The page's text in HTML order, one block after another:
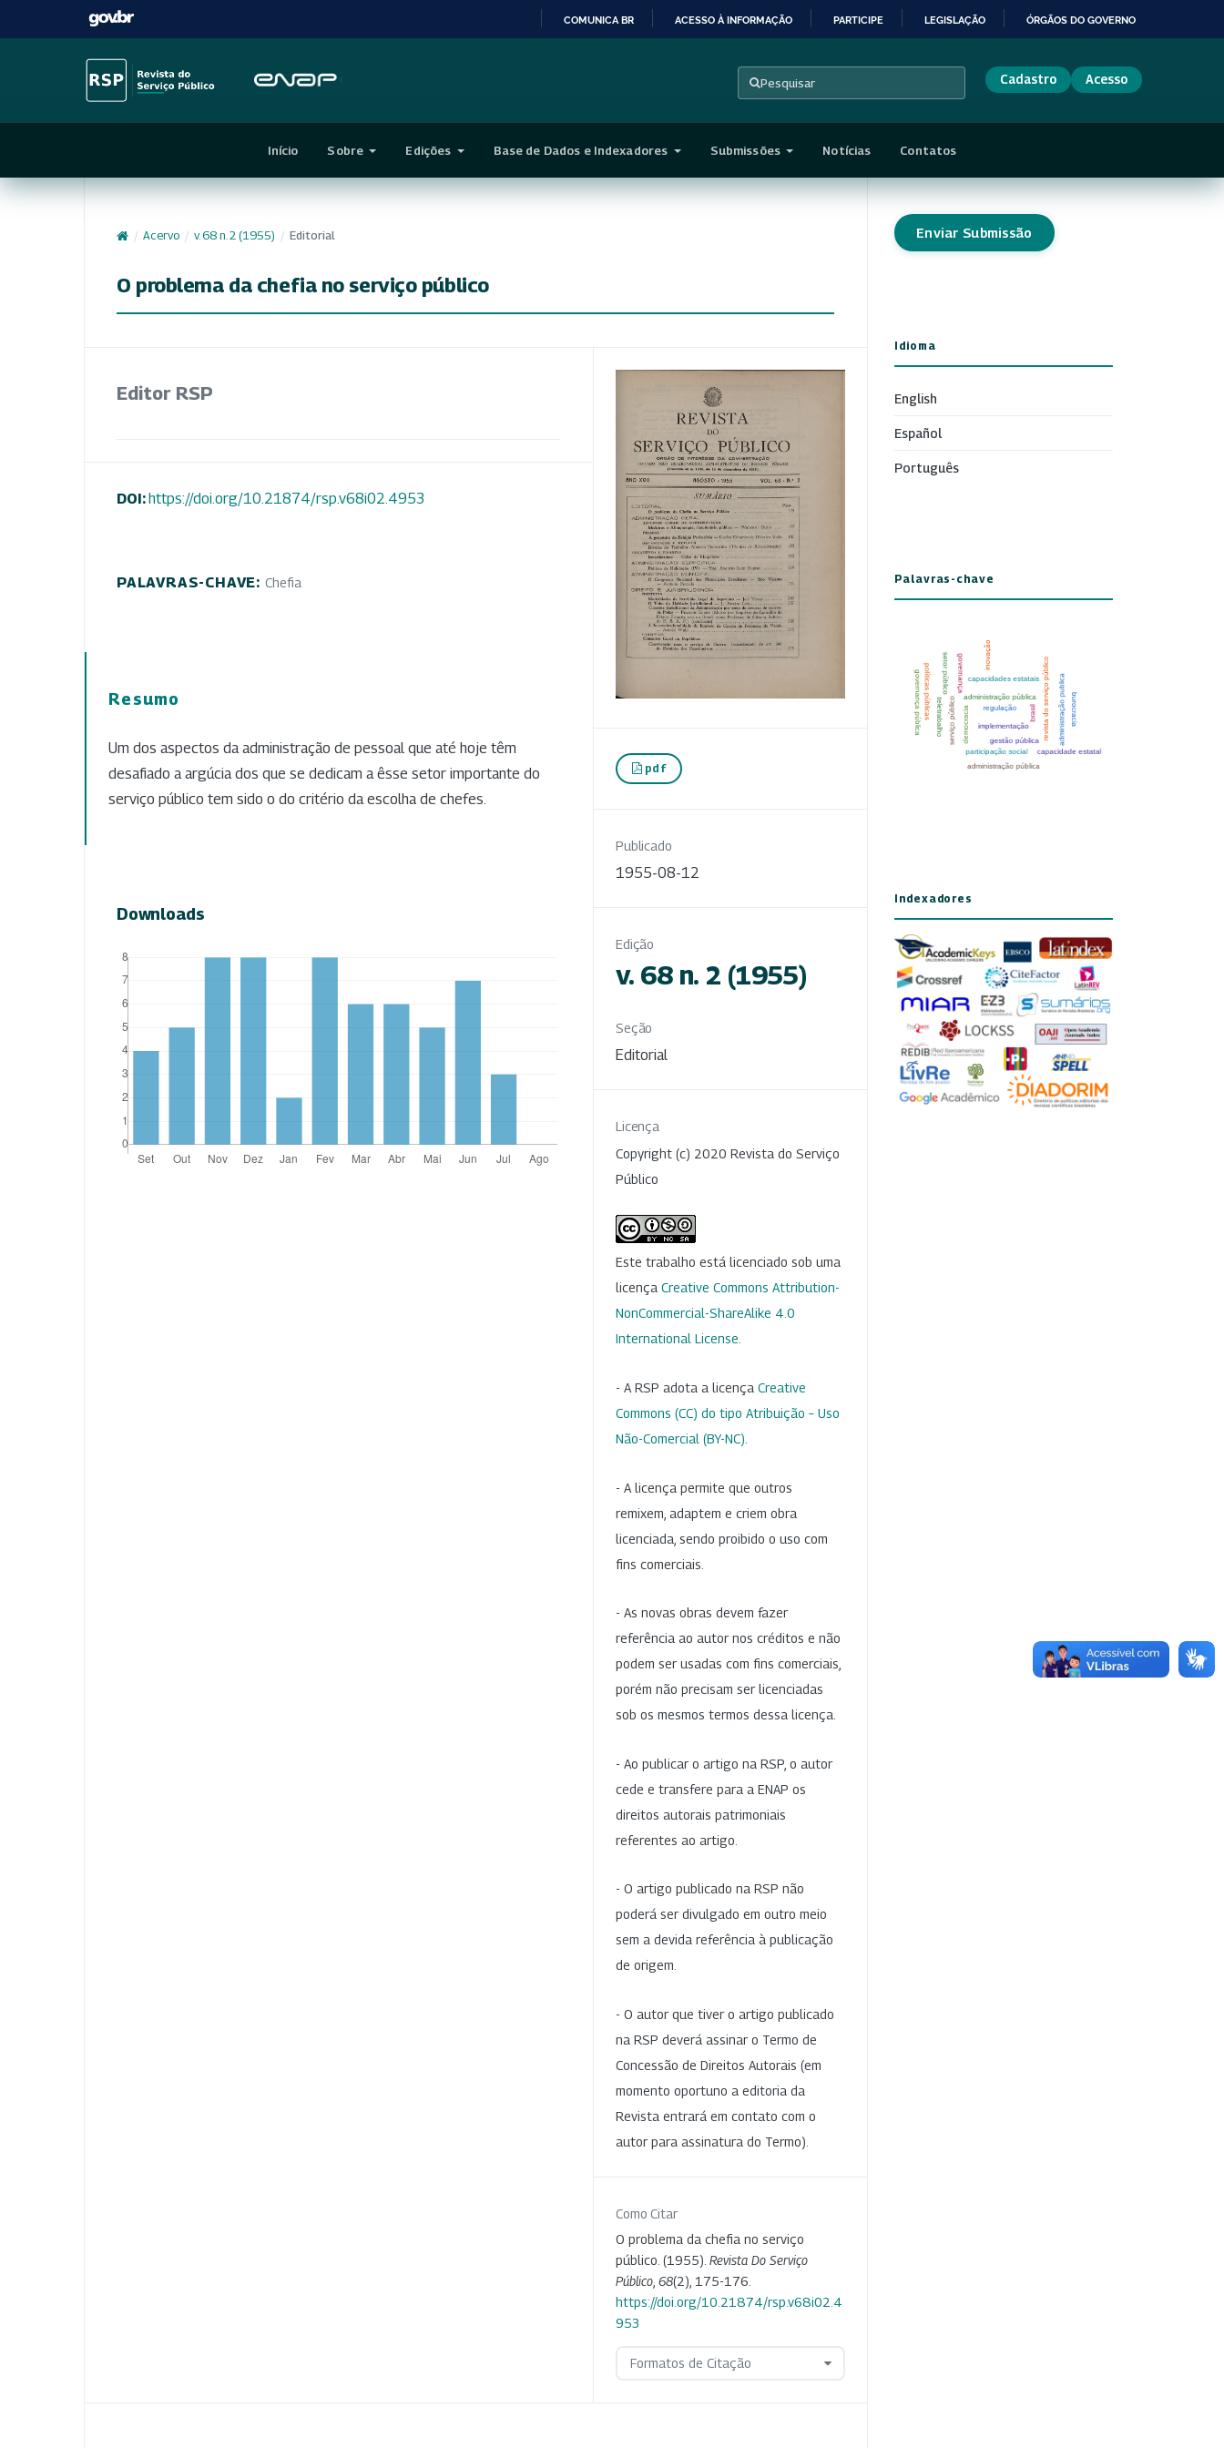
CONTEÚDO
COMUNICA BR ACESSO À INFORMAÇÃO PARTICIPE LEGISLAÇÃO ÓRGÃOS DO GOVERNO
Pesquisar Cadastro Acesso
Início Sobre Edições Base de Dados e Indexadores Submissões Notícias Contatos
/ Acervo / v. 68 n. 2 (1955) / Editorial
O problema da chefia no serviço público
Editor RSP
DOI:https://doi.org/10.21874/rsp.v68i02.4953
PALAVRAS-CHAVE: Chefia
Resumo
Um dos aspectos da administração de pessoal que até hoje têm
desafiado a argúcia dos que se dedicam a êsse setor importante do
serviço público tem sido o do critério da escolha de chefes.
Downloads
pdf
Publicado
1955-08-12
Edição
v. 68 n. 2 (1955)
Seção
Editorial
Licença
Copyright (c) 2020 Revista do Serviço
Público
Este trabalho está licenciado sob uma
licença Creative Commons Attribution-
NonCommercial-ShareAlike 4.0
International License.
- A RSP adota a licença Creative
Commons (CC) do tipo Atribuição – Uso
Não-Comercial (BY-NC)
- A licença permite que outros
remixem, adaptem e criem obra
licenciada, sendo proibido o uso com
fins comerciais.
- As novas obras devem fazer
referência ao autor nos créditos e não
podem ser usadas com fins comerciais,
porém não precisam ser licenciadas
sob os mesmos termos dessa licença.
- Ao publicar o artigo na RSP, o autor
cede e transfere para a ENAP os
direitos autorais patrimoniais
referentes ao artigo.
- O artigo publicado na RSP não
poderá ser divulgado em outro meio
sem a devida referência à publicação
de origem.
- O autor que tiver o artigo publicado
na RSP deverá assinar o Termo de
Concessão de Direitos Autorais (em
momento oportuno a editoria da
Revista entrará em contato com o
autor para assinatura do Termo).
Como Citar
O problema da chefia no serviço
público. (1955). Revista Do Serviço
Público 68(2), 175-176.
https://doi.org/10.21874/rsp.v68i02.4
953
Formatos de Citação
Enviar Submissão
Idioma
English
Español
Português
Palavras-chave
Indexadores